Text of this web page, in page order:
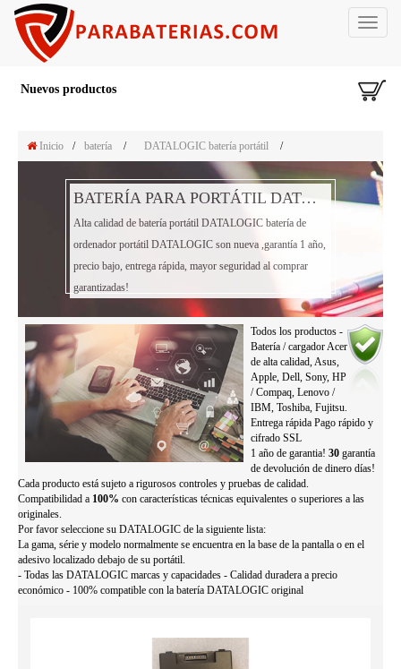
Toggle
Nuevos productos
Inicio / batería / DATALOGIC batería portátil /
BATERÍA PARA PORTÁTIL DATALOGIC BATERÍA
Alta calidad de batería portátil DATALOGIC batería de
ordenador portátil DATALOGIC son nueva ,garantía 1 año,
precio bajo, entrega rápida, mayor seguridad al comprar
garantizadas!
Todos los productos -
Batería / cargador Acer
de alta calidad, Asus,
Apple, Dell, Sony, HP
/ Compaq, Lenovo /
IBM, Toshiba, Fujitsu.
Entrega rápida Pago rápido y
cifrado SSL
1 año de garantia! 30 garantía
de devolución de dinero días!
Cada producto está sujeto a rigurosos controles y pruebas de calidad.
Compatibilidad a 100% con características técnicas equivalentes o superiores a las
originales.
Por favor seleccione su DATALOGIC de la siguiente lista:
La gama, série y modelo normalmente se encuentra en la base de la pantalla o en el
adesivo localizado debajo de su portátil.
- Todas las DATALOGIC marcas y capacidades - Calidad duradera a precio
económico - 100% compatible con la batería DATALOGIC original